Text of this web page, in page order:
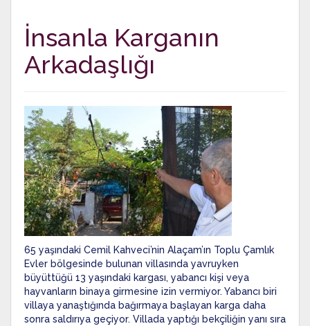
İnsanla Karganın
Arkadaşlığı
65 yaşındaki Cemil Kahveci’nin Alaçam’ın Toplu Çamlık
Evler bölgesinde bulunan villasında yavruyken
büyüttüğü 13 yaşındaki kargası, yabancı kişi veya
hayvanların binaya girmesine izin vermiyor. Yabancı biri
villaya yanaştığında bağırmaya başlayan karga daha
sonra saldırıya geçiyor. Villada yaptığı bekçiliğin yanı sıra